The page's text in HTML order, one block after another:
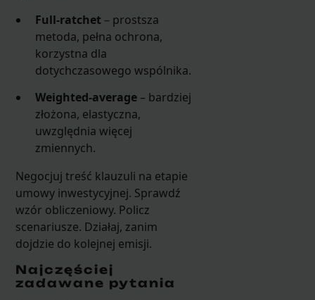
Full-ratchet – prostsza
metoda, pełna ochrona,
korzystna dla
dotychczasowego wspólnika.
Weighted-average – bardziej
złożona, elastyczna,
uwzględnia więcej
zmiennych.
Negocjuj treść klauzuli na etapie
umowy inwestycyjnej. Sprawdź
wzór obliczeniowy. Policz
scenariusze. Działaj, zanim
dojdzie do kolejnej emisji.
Najczęściej
zadawane pytania